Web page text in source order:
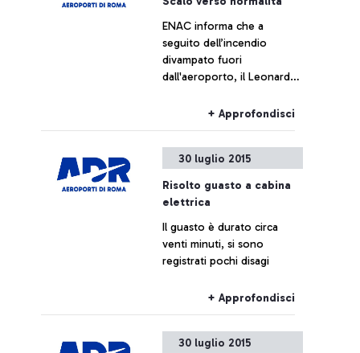
ENAC informa che a
seguito dell’incendio
divampato fuori
dall'aeroporto, il Leonardo
normalità+ Approfondisci
30 luglio 2015
Risolto guasto a cabina
elettrica
Il guasto è durato circa
venti minuti, si sono
registrati pochi disagi
+ Approfondisci
30 luglio 2015